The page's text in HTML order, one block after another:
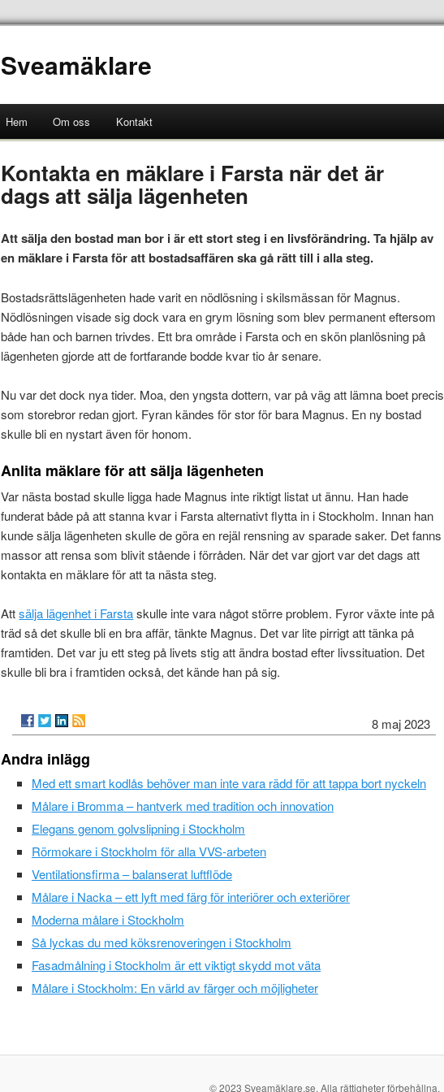
Sveamäklare
Hem Om oss Kontakt
Kontakta en mäklare i Farsta när det är
dags att sälja lägenheten
Att sälja den bostad man bor i är ett stort steg i en livsförändring. Ta hjälp av
en mäklare i Farsta för att bostadsaffären ska gå rätt till i alla steg.
Bostadsrättslägenheten hade varit en nödlösning i skilsmässan för Magnus.
Nödlösningen visade sig dock vara en grym lösning som blev permanent eftersom
både han och barnen trivdes. Ett bra område i Farsta och en skön planlösning på
lägenheten gjorde att de fortfarande bodde kvar tio år senare.
Nu var det dock nya tider. Moa, den yngsta dottern, var på väg att lämna boet precis
som storebror redan gjort. Fyran kändes för stor för bara Magnus. En ny bostad
skulle bli en nystart även för honom.
Anlita mäklare för att sälja lägenheten
Var nästa bostad skulle ligga hade Magnus inte riktigt listat ut ännu. Han hade
funderat både på att stanna kvar i Farsta alternativt flytta in i Stockholm. Innan han
kunde sälja lägenheten skulle de göra en rejäl rensning av sparade saker. Det fanns
massor att rensa som blivit stående i förråden. När det var gjort var det dags att
kontakta en mäklare för att ta nästa steg.
Attsälja lägenhet i Farstaskulle inte vara något större problem. Fyror växte inte på
träd så det skulle bli en bra affär, tänkte Magnus. Det var lite pirrigt att tänka på
framtiden. Det var ju ett steg på livets stig att ändra bostad efter livssituation. Det
skulle bli bra i framtiden också, det kände han på sig.
8 maj 2023
Andra inlägg
Med ett smart kodlås behöver man inte vara rädd för att tappa bort nyckeln
Målare i Bromma – hantverk med tradition och innovation
Elegans genom golvslipning i Stockholm
Rörmokare i Stockholm för alla VVS-arbeten
Ventilationsfirma – balanserat luftflöde
Målare i Nacka – ett lyft med färg för interiörer och exteriörer
Moderna målare i Stockholm
Så lyckas du med köksrenoveringen i Stockholm
Fasadmålning i Stockholm är ett viktigt skydd mot väta
Målare i Stockholm: En värld av färger och möjligheter
© 2023 Sveamäklare.se. Alla rättigheter förbehållna.